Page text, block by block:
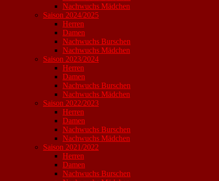
Nachwuchs Mädchen
Saison 2024/2025
Herren
Damen
Nachwuchs Burschen
Nachwuchs Mädchen
Saison 2023/2024
Herren
Damen
Nachwuchs Burschen
Nachwuchs Mädchen
Saison 2022/2023
Herren
Damen
Nachwuchs Burschen
Nachwuchs Mädchen
Saison 2021/2022
Herren
Damen
Nachwuchs Burschen